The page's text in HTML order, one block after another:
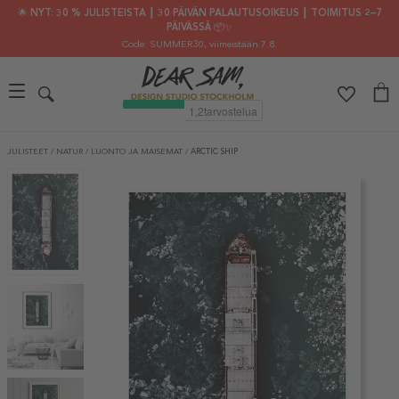
🌟 NYT: 30 % JULISTEISTA ┃ 30 PÄIVÄN PALAUTUSOIKEUS ┃ TOIMITUS 2–7
PÄIVÄSSÄ 📦✨
Code: SUMMER30, viimeistään 7.8.
JULISTEET / NATUR / LUONTO JA MAISEMAT / ARCTIC SHIP